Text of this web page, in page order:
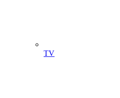
TV